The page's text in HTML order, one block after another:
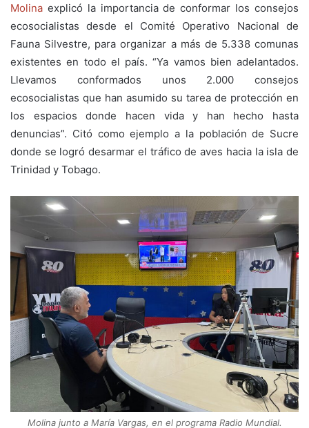
Molina explicó la importancia de conformar los consejos
ecosocialistas desde el Comité Operativo Nacional de
Fauna Silvestre, para organizar a más de 5.338 comunas
existentes en todo el país. “Ya vamos bien adelantados.
Llevamos conformados unos 2.000 consejos
ecosocialistas que han asumido su tarea de protección en
los espacios donde hacen vida y han hecho hasta
denuncias”. Citó como ejemplo a la población de Sucre
donde se logró desarmar el tráfico de aves hacia la isla de
Trinidad y Tobago.
Molina junto a María Vargas, en el programa Radio Mundial.